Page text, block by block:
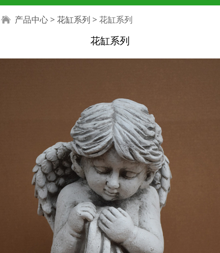
花缸系列
产品中心 > 花缸系列 > 花缸系列
花缸系列